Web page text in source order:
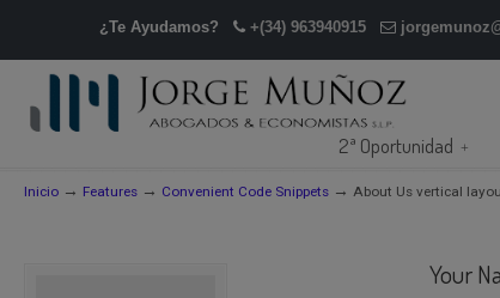
¿Te Ayudamos? +(34) 963940915
2ª Oportunidad
Inicio → Features → Convenient Code Snippets → About Us vertical
Your